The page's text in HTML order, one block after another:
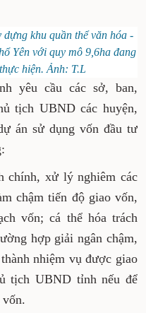
khu quần thể văn hóa -
Yên với quy mô 9,6ha đang
hiện. Ảnh: T.L
yêu cầu các sở, ban,
tịch UBND các huyện,
án sử dụng vốn đầu tư
chính, xử lý nghiêm các
chậm tiến độ giao vốn,
vốn; cá thể hóa trách
hợp giải ngân chậm,
nhiệm vụ được giao
tịch UBND tỉnh nếu để